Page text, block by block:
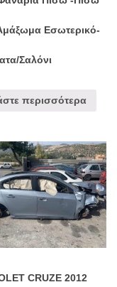
Εσωτερικό-
Σαλόνι
περισσότερα
CRUZE 2012